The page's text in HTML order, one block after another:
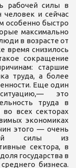
рабочей силы в
человек и сейчас
особенно быстро
максимально
в возрасте от
время снизилось
сокращение
старшие
труда, а более
Еще один
это
труда в
во всех секторах
экономиках
этого — очень
силы из
сектора, в
государства в
бизнеса.